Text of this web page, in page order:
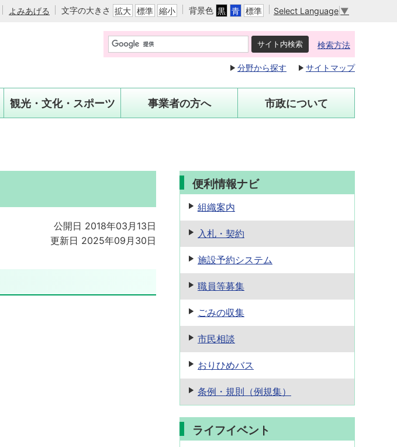
よみあげる 文字の大きさ 拡大 標準 縮小 背景色 黒 青 標準 Select Language ▼
検索方法
分野から探す サイトマップ
観光・文化・スポーツ 事業者の方へ 市政について
公開日 2018年03月13日
更新日 2025年09月30日
便利情報ナビ
組織案内
入札・契約
施設予約システム
職員等募集
ごみの収集
市民相談
おりひめバス
条例・規則 （例規集）
ライフイベント